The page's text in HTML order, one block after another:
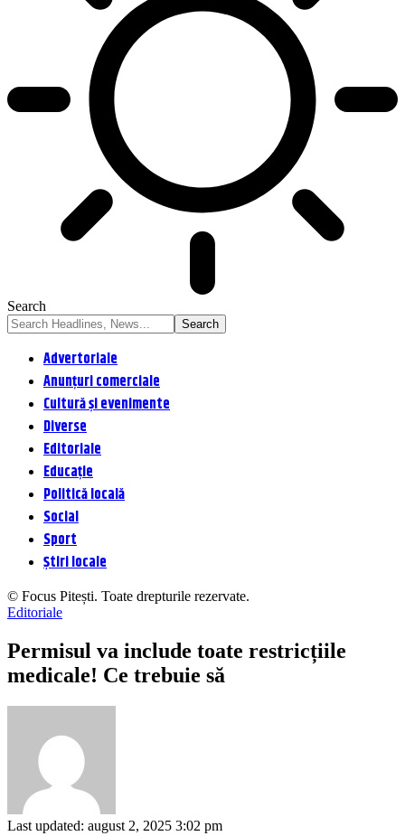
Search
Advertoriale
Anunțuri comerciale
Cultură și evenimente
Diverse
Editoriale
Educație
Politică locală
Social
Sport
Știri locale
© Focus Pitești. Toate drepturile rezervate.
Editoriale
Permisul va include toate restricțiile
medicale! Ce trebuie să
Last updated: august 2, 2025 3:02 pm